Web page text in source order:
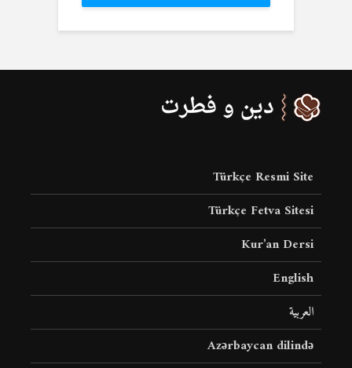
Türkçe Resmi Site
Türkçe Fetva Sitesi
Kur’an Dersi
English
العربية
Azərbaycan dilində